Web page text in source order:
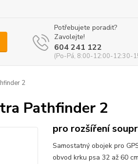
Potřebujete poradit?
Zavolejte!
604 241 122
(Po-Pá, 8:00-12:00-12:30-
2
Pathfinder 2
pro rozšíření
Samostatný obojek pro
obvod krku psa 32 až 60